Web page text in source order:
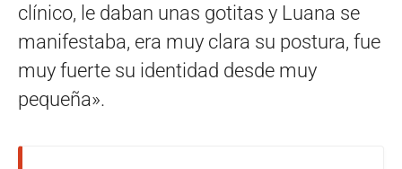
clínico, le daban unas gotitas y Luana se
manifestaba, era muy clara su postura, fue
muy fuerte su identidad desde muy
pequeña».